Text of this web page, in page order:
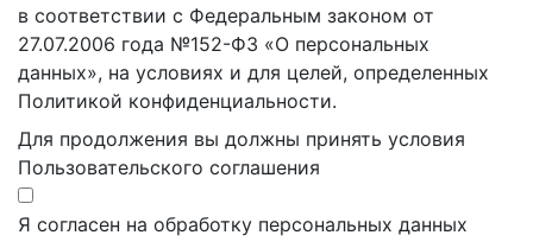
в соответствии с Федеральным законом от
27.07.2006 года №152-ФЗ «О персональных
данных», на условиях и для целей, определенных
Политикой конфиденциальности.
Для продолжения вы должны принять условия
Пользовательского соглашения
Я согласен на обработку персональных данных